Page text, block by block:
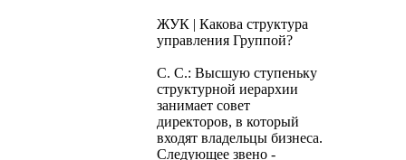
ЖУК | Какова структура
управления Группой?
С. С.: Высшую ступеньку
структурной иерархии
занимает совет
директоров, в который
входят владельцы бизнеса.
Следующее звено -